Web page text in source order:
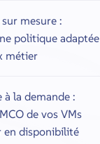
mesure :
politique adaptée
métier
la demande :
de vos VMs
en disponibilité